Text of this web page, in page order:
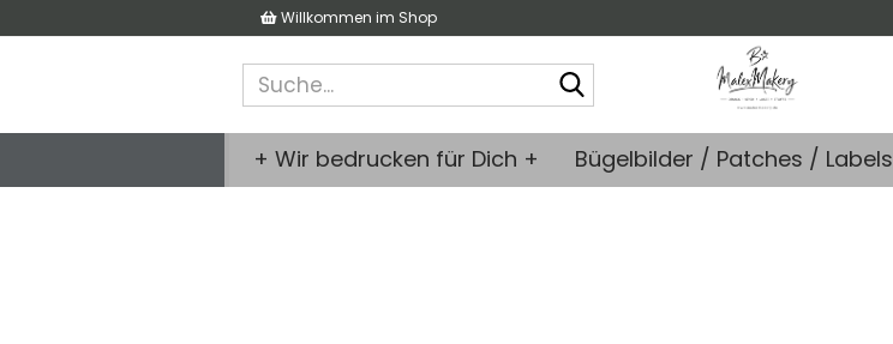
Willkommen im Shop
+ Wir bedrucken für Dich + Bügelbilder / Patches / Labels